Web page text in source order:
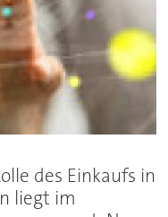
des Einkaufs in
liegt im